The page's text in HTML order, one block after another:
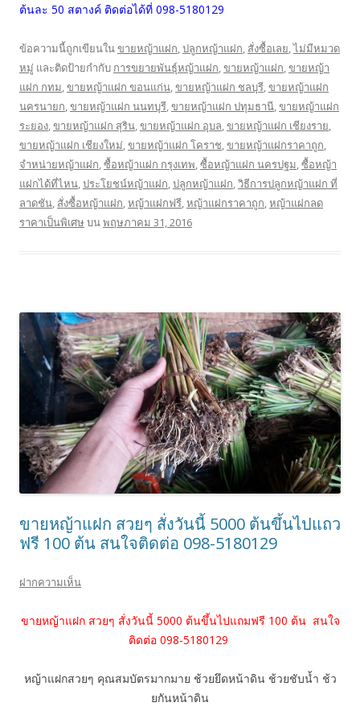
ต้นละ 50 สตางค์ ติดต่อได้ที่ 098-5180129
ข้อความนี้ถูกเขียนในขายหญ้าแฝก,ปลูกหญ้าแฝก, สั่งซื้อเลย,ไม่มีหมวด
หมู่ และติดป้ายกำกับ การขยายพันธุ์หญ้าแฝก,ขายหญ้าแฝก,ขายหญ้า
แฝก กทม,ขายหญ้าแฝก ขอนแก่น,ขายหญ้าแฝก ชลบุรี,ขายหญ้าแฝก
นครนายก,ขายหญ้าแฝก นนทบุรี,ขายหญ้าแฝก ปทุมธานี,ขายหญ้าแฝก
ระยอง,ขายหญ้าแฝก สุริน,ขายหญ้าแฝก อุบล,ขายหญ้าแฝก เชียงราย,
ขายหญ้าแฝก เชียงใหม่,ขายหญ้าแฝก โคราช,ขายหญ้าแฝกราคาถูก,
จำหน่ายหญ้าแฝก,ซื้อหญ้าแฝก กรุงเทพ,ซื้อหญ้าแฝก นครปฐม,ซื้อหญ้า
แฝกได้ที่ไหน,ประโยชน์หญ้าแฝก,ปลูกหญ้าแฝก,วิธีการปลูกหญ้าแฝก ที่
ลาดชัน, สั่งซื้อหญ้าแฝก,หญ้าแฝกฟรี,หญ้าแฝกราคาถูก,หญ้าแฝกลด
ราคาเป็นพิเศษ บนพฤษภาคม 31, 2016
ขายหญ้าแฝก สวยๆ สั่งวันนี้ 5000 ต้นขึ้นไปแถว
ฟรี 100 ต้น สนใจติดต่อ 098-5180129
ฝากความเห็น
ขายหญ้าแฝก สวยๆ สั่งวันนี้ 5000 ต้นขึ้นไปแถมฟรี 100 ต้น สนใจ
ติดต่อ 098-5180129
หญ้าแฝกสวยๆ คุณสมบัตรมากมาย ช้วยยึดหน้าดิน ช้วยชับน้ำ ช้ว
ยกันหน้าดิน